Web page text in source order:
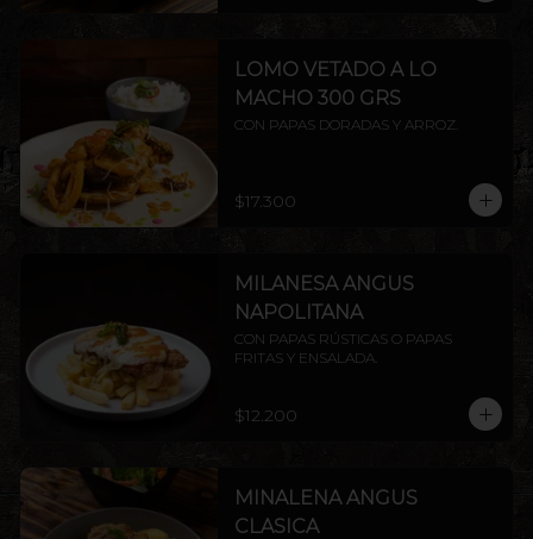
LOMO VETADO A LO
MACHO 300 GRS
CON PAPAS DORADAS Y ARROZ.
$17.300
MILANESA ANGUS
NAPOLITANA
CON PAPAS RÚSTICAS O PAPAS
FRITAS Y ENSALADA.
$12.200
MINALENA ANGUS
CLASICA